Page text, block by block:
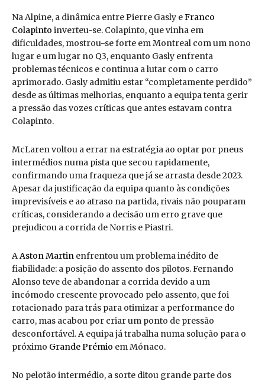
Na Alpine, a dinâmica entre Pierre Gasly eFranco
Colapinto inverteu-se. Colapinto, que vinha em
dificuldades, mostrou-se forte em Montreal com um nono
lugar e um lugar no Q3, enquanto Gasly enfrenta
problemas técnicos e continua a lutar com o carro
aprimorado. Gasly admitiu estar “completamente perdido”
desde as últimas melhorias, enquanto a equipa tenta gerir
a pressão das vozes críticas que antes estavam contra
Colapinto.
McLaren voltou a errar na estratégia ao optar por pneus
intermédios numa pista que secou rapidamente,
confirmando uma fraqueza que já se arrasta desde 2023.
Apesar da justificação da equipa quanto às condições
imprevisíveis e ao atraso na partida, rivais não pouparam
críticas, considerando a decisão um erro grave que
prejudicou a corrida de Norris e Piastri.
AAston Martin enfrentou um problema inédito de
fiabilidade: a posição do assento dos pilotos. Fernando
Alonso teve de abandonar a corrida devido a um
incómodo crescente provocado pelo assento, que foi
rotacionado para trás para otimizar a performance do
carro, mas acabou por criar um ponto de pressão
desconfortável. A equipa já trabalha numa solução para o
próximo Grande Prémio em Mónaco.
No pelotão intermédio, a sorte ditou grande parte dos